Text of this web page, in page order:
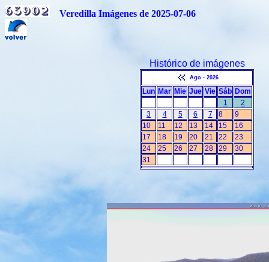
Veredilla Imágenes de 2025-07-06
Histórico de imágenes
Ago - 2026
Lun Mar Mie Jue Vie Sáb Dom
1
2
3
4 5 6 7 8
9
10
11 12 13 14 15
16
17
18 19 20 21 22
23
24
25 26 27 28 29
30
31